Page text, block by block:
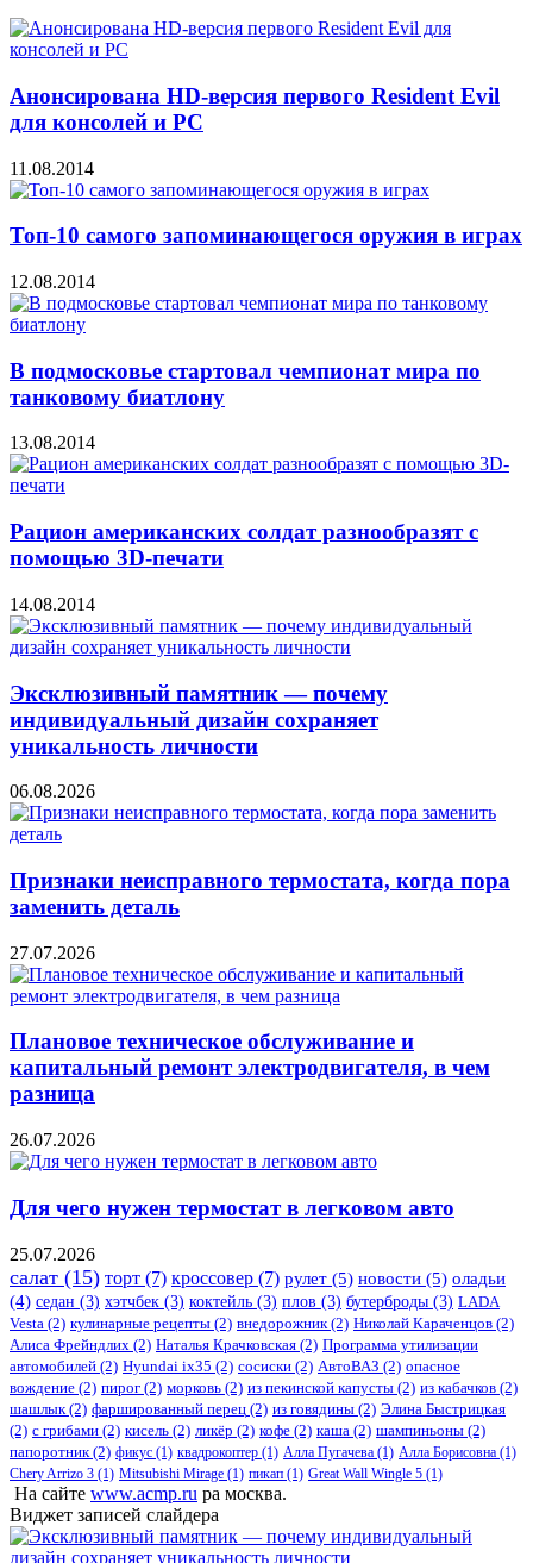
Анонсирована HD-версия первого Resident Evil
для консолей и PC
11.08.2014
Топ-10 самого запоминающегося оружия в играх
12.08.2014
В подмосковье стартовал чемпионат мира по
танковому биатлону
13.08.2014
Рацион американских солдат разнообразят с
помощью 3D-печати
14.08.2014
Эксклюзивный памятник — почему
индивидуальный дизайн сохраняет
уникальность личности
06.08.2026
Признаки неисправного термостата, когда пора
заменить деталь
27.07.2026
Плановое техническое обслуживание и
капитальный ремонт электродвигателя, в чем
разница
26.07.2026
Для чего нужен термостат в легковом авто
25.07.2026
салат (15) торт (7) кроссовер (7) рулет (5) новости (5) оладьи
(4) седан (3) хэтчбек (3) коктейль (3) плов (3) бутерброды (3) LADA
Vesta (2) кулинарные рецепты (2) внедорожник (2) Николай Караченцов (2)
Алиса Фрейндлих (2) Наталья Крачковская (2) Программа утилизации
автомобилей (2) ​Hyundai ix35 (2) сосиски (2) АвтоВАЗ (2) опасное
вождение (2) пирог (2) морковь (2) из пекинской капусты (2) из кабачков (2)
шашлык (2) фаршированный перец (2) из говядины (2) Элина Быстрицкая
(2) с грибами (2) кисель (2) ликёр (2) кофе (2) каша (2) шампиньоны (2)
папоротник (2) фикус (1) квадрокоптер (1) Алла Пугачева (1) Алла Борисовна (1)
Chery Arrizo 3 (1) Mitsubishi Mirage (1) пикап (1) Great Wall Wingle 5 (1)
На сайте www.acmp.ru ра москва.
Виджет записей слайдера